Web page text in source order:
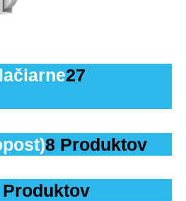
27
8 Produktov
Produktov